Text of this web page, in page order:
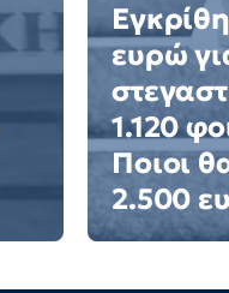
ευρώ
1.120
Ποιοι
2.500